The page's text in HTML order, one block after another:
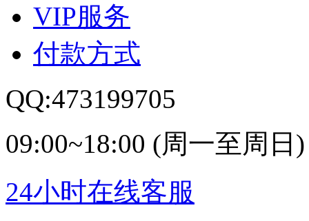
VIP服务
付款方式
QQ:473199705
09:00~18:00 (周一至周日)
24小时在线客服